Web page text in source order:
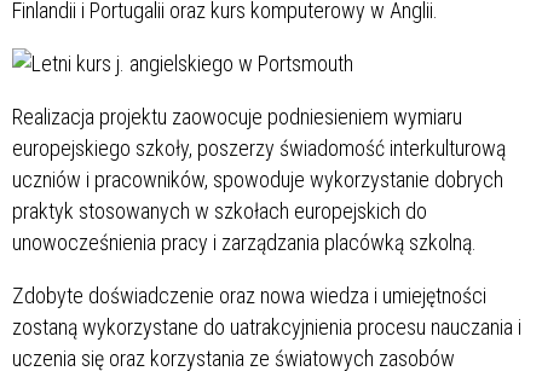
Finlandii i Portugalii oraz kurs komputerowy w Anglii.
Realizacja projektu zaowocuje podniesieniem wymiaru
europejskiego szkoły, poszerzy świadomość interkulturową
uczniów i pracowników, spowoduje wykorzystanie dobrych
praktyk stosowanych w szkołach europejskich do
unowocześnienia pracy i zarządzania placówką szkolną.
Zdobyte doświadczenie oraz nowa wiedza i umiejętności
zostaną wykorzystane do uatrakcyjnienia procesu nauczania i
uczenia się oraz korzystania ze światowych zasobów